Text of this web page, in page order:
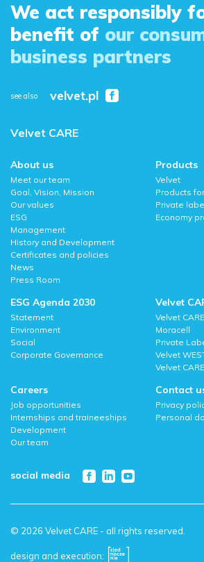
We act responsibly
benefit of our
business partners
see also velvet.pl
Velvet CARE
About us
Meet our team
Goal, Vision, Mission
Our values
ESG
Management
History and Development
Certificates and policies
News
Press Room
Products
Velvet
Products
Private
Economy
ESG Agenda 2030
Statement
Environment
Social
Corporate Governance
Velvet
Velvet CARE
Moracell
Private
Velvet
Velvet
Careers
Job opportunities
Internships and traineeships
Development
Our team
Contact
Privacy
Personal
social media
© 2026 Velvet CARE - all rights reserved.
design and execution: